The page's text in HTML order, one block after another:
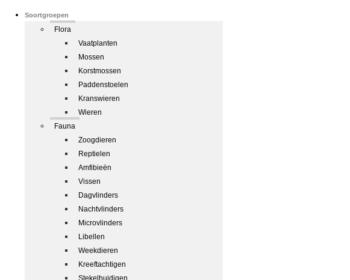
Soortgroepen
Flora
Vaatplanten
Mossen
Korstmossen
Paddenstoelen
Kranswieren
Wieren
Fauna
Zoogdieren
Reptielen
Amfibieën
Vissen
Dagvlinders
Nachtvlinders
Microvlinders
Libellen
Weekdieren
Kreeftachtigen
Stekelhuidigen